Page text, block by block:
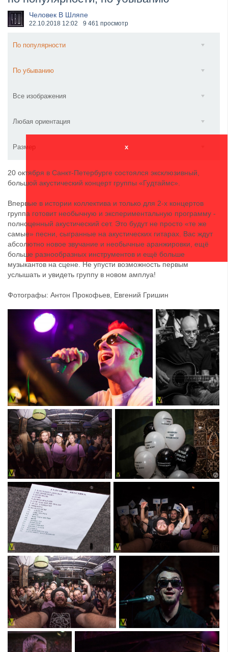
​Anthrax выпустили новый сингл и клип «Everybod...
Человек В Шляпе
22.10.2018 12:02 9 461 просмотр
По популярности
По убыванию
Все изображения
Любая ориентация
Размер x
20 октября в Санкт-Петербурге состоялся эксклюзивный,
большой акустический концерт группы «Гудтаймс».
Впервые в истории коллектива и только для 2-х концертов
группа готовит необычную и экспериментальную программу -
полноценный акустический сет. Это будут не просто «те же
самые» песни, сыгранные на акустических гитарах. Вас ждут
абсолютно новое звучание и необычные аранжировки, ещё
больше разнообразных инструментов и ещё больше
музыкантов на сцене. Не упусти возможность первым
услышать и увидеть группу в новом амплуа!
Фотографы: Антон Прокофьев, Евгений Гришин